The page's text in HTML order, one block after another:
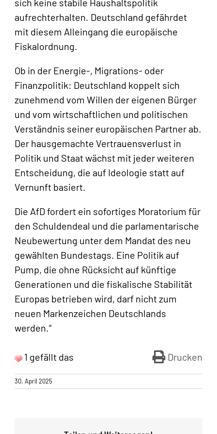
sich keine stabile Haushaltspolitik
aufrechterhalten. Deutschland gefährdet
mit diesem Alleingang die europäische
Fiskalordnung.
Ob in der Energie-, Migrations- oder
Finanzpolitik: Deutschland koppelt sich
zunehmend vom Willen der eigenen Bürger
und vom wirtschaftlichen und politischen
Verständnis seiner europäischen Partner ab.
Der hausgemachte Vertrauensverlust in
Politik und Staat wächst mit jeder weiteren
Entscheidung, die auf Ideologie statt auf
Vernunft basiert.
Die AfD fordert ein sofortiges Moratorium für
den Schuldendeal und die parlamentarische
Neubewertung unter dem Mandat des neu
gewählten Bundestags. Eine Politik auf
Pump, die ohne Rücksicht auf künftige
Generationen und die fiskalische Stabilität
Europas betrieben wird, darf nicht zum
neuen Markenzeichen Deutschlands
werden.“
Drucken
1 gefällt das
30. April 2025